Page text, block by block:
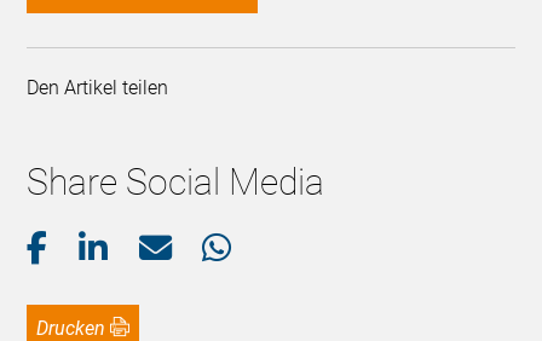
Den Artikel teilen
Share Social Media
Drucken